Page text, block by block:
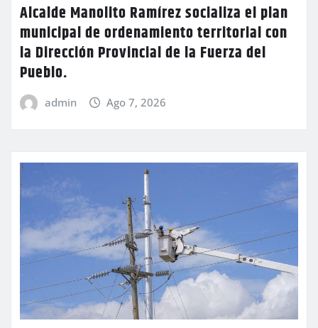
Alcalde Manolito Ramírez socializa el plan
municipal de ordenamiento territorial con
la Dirección Provincial de la Fuerza del
Pueblo.
admin Ago 7, 2026